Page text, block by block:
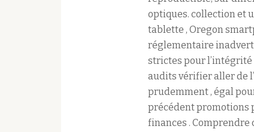
optiques. collection et
tablette , Oregon
réglementaire
strictes pour
audits vérifier aller de
prudemment , égal
précédent promotions
finances . Comprendre